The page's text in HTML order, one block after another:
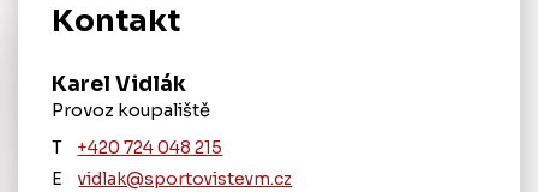
Kontakt
Karel Vidlák
Provoz koupaliště
T
‭+420 724 048 215‬
E
vidlak@sportovistevm.cz